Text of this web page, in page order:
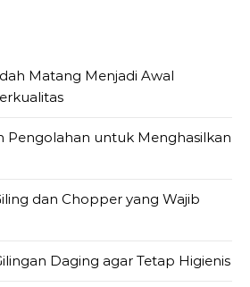
Matang Menjadi Awal
Pengolahan untuk Menghasilkan
dan Chopper yang Wajib
Daging agar Tetap Higienis